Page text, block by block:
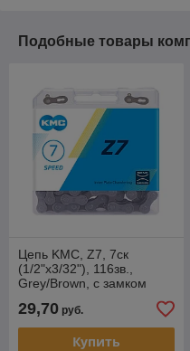
Подобные товары
Цепь KMC, Z7, 7ск
(1/2"x3/32"), 116зв.,
Grey/Brown, с замком
29,70 руб.
Купить